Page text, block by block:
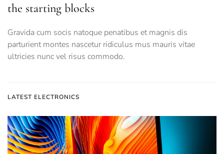
the starting blocks
Gravida cum socis natoque penatibus et magnis dis
parturient montes nascetur ridiculus mus mauris vitae
ultricies nunc vel risus commodo.
LATEST ELECTRONICS